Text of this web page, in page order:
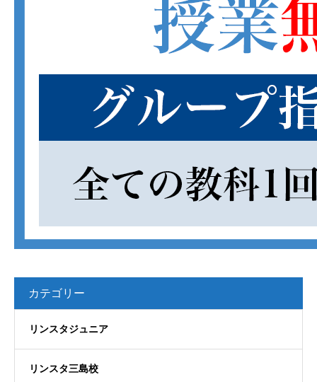
カテゴリー
リンスタジュニア
リンスタ三島校